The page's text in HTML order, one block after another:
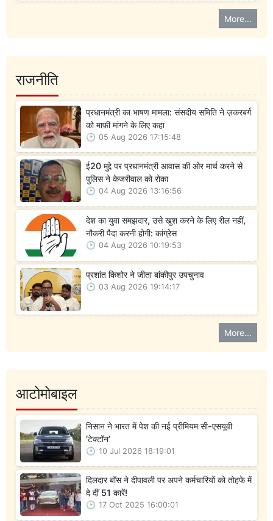
More...
राजनीति
प्रधानमंत्री का भाषण मामला: संसदीय समिति ने ज़करबर्ग
को माफ़ी मांगने के लिए कहा
05 Aug 2026 17:15:48
ई20 मुद्दे पर प्रधानमंत्री आवास की ओर मार्च करने से
पुलिस ने केजरीवाल को रोका
04 Aug 2026 13:16:56
देश का युवा समझदार, उसे खुश करने के लिए रील नहीं,
नौकरी पैदा करनी होगी: कांग्रेस
04 Aug 2026 10:19:53
प्रशांत किशोर ने जीता बांकीपुर उपचुनाव
03 Aug 2026 19:14:17
More...
आटोमोबाइल
निसान ने भारत में पेश की नई प्रीमियम सी-एसयूवी
‘टेक्टॉन’
10 Jul 2026 18:19:01
दिलदार बॉस ने दीपावली पर अपने कर्मचारियों को तोहफे में
दे दीं 51 कारें!
17 Oct 2025 16:00:01